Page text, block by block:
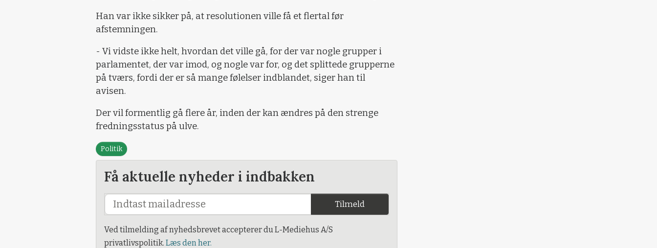
Han var ikke sikker på, at resolutionen ville få et flertal før
afstemningen.
- Vi vidste ikke helt, hvordan det ville gå, for der var nogle grupper i
parlamentet, der var imod, og nogle var for, og det splittede grupperne
på tværs, fordi der er så mange følelser indblandet, siger han til
avisen.
Der vil formentlig gå flere år, inden der kan ændres på den strenge
fredningsstatus på ulve.
Politik
Få aktuelle nyheder i indbakken
Tilmeld
Ved tilmelding af nyhedsbrevet accepterer du L-Mediehus A/S
privatlivspolitik. Læs den her.